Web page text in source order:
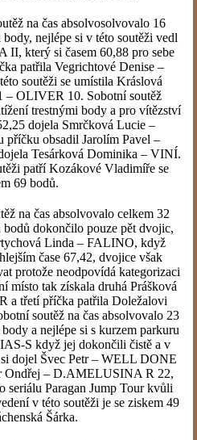
na čas absolvosolvovalo 16
nejlépe si v této soutěži vedl
který si časem 60,88 pro sebe
patřila Vegrichtové Denise –
soutěži se umístila Kráslová
OLIVER 10. Sobotní soutěž
trestnými body a pro vítězství
dojela Smrčková Lucie –
obsadil Jarolím Pavel –
Tesárková Dominika – VINÍ.
patří Kozákové Vladimíře se
69 bodů.
na čas absolvovalo celkem 32
dokončilo pouze pět dvojic,
Linda – FALINO, když
čase 67,42, dvojice však
protože neodpovídá kategorizaci
místo tak získala druhá Prášková
a třetí příčka patřila Doležalovi
soutěž na čas absolvovalo 23
a nejlépe si s kurzem parkuru
S když jej dokončili čistě a v
dojel Švec Petr – WELL DONE
Ondřej – D.AMELUSINA R 22,
seriálu Paragan Jump Tour kvůli
v této soutěži je se ziskem 49
Šárka.